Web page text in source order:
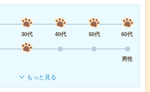
30代 40代 50代
60代
男性
もっと見る